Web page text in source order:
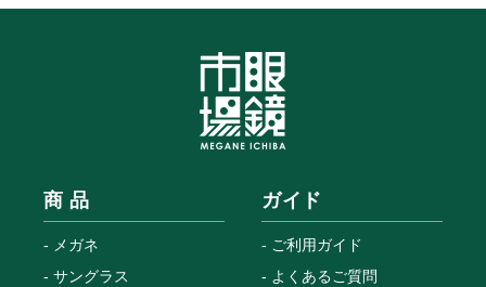
商 品
メガネ
サングラス
ガイド
ご利用ガイド
よくあるご質問